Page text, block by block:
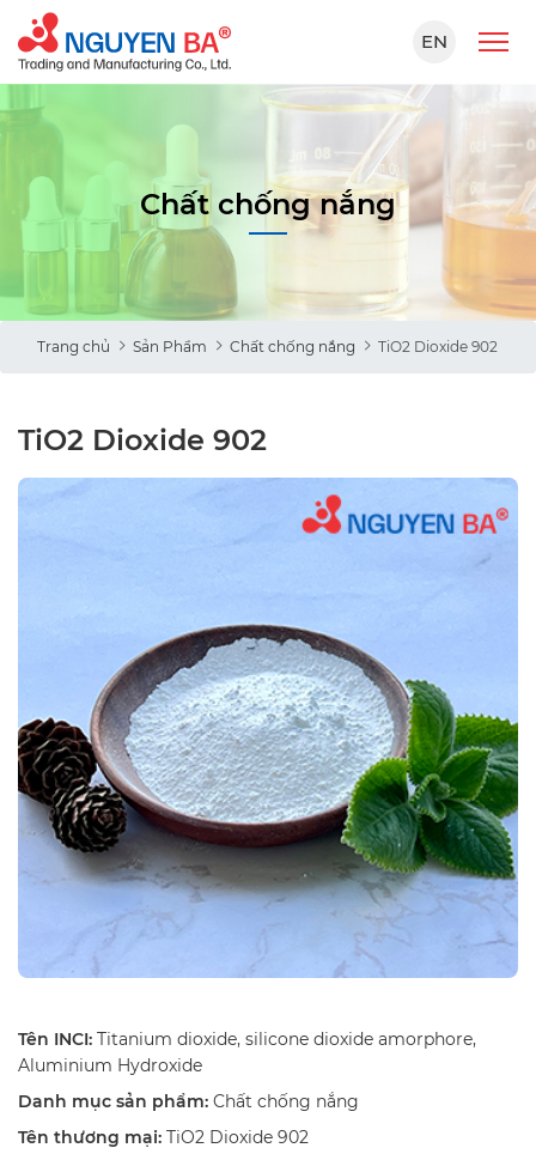
EN
Chất chống nắng
Trang chủ Sản Phẩm Chất chống nắng TiO2 Dioxide 902
TiO2 Dioxide 902
Tên INCI: Titanium dioxide, silicone dioxide amorphore,
Aluminium Hydroxide
Danh mục sản phẩm: Chất chống nắng
Tên thương mại: TiO2 Dioxide 902